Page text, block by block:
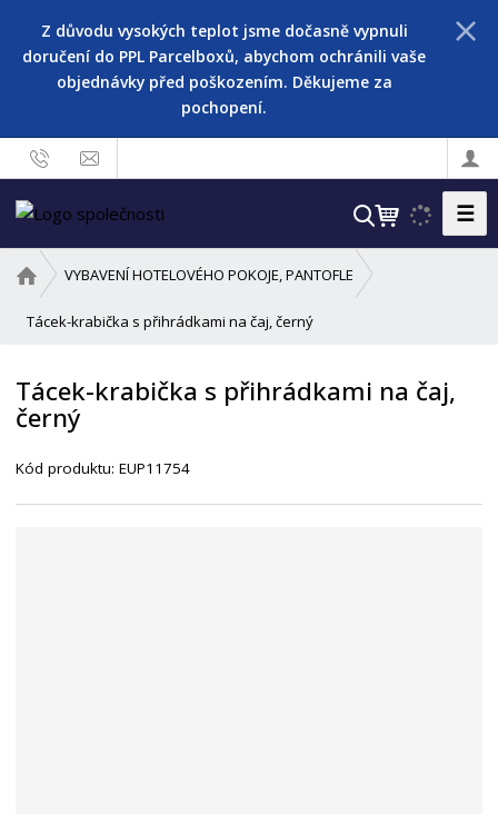
Z důvodu vysokých teplot jsme dočasně vypnuli
doručení do PPL Parcelboxů, abychom ochránili vaše
objednávky před poškozením. Děkujeme za
pochopení.
V
☰
v
o
í
s
r
VYBAVENÍ HOTELOVÉHO POKOJE, PANTOFLE
Tácek-krabička s přihrádkami na čaj, černý
Tácek-krabička s přihrádkami na čaj,
černý
Kód produktu:EUP11754